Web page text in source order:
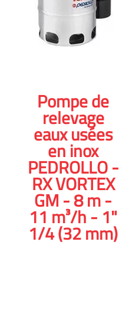
Pompe de
relevage
eaux usées
en inox
PEDROLLO -
RX VORTEX
GM - 8 m -
11 m³/h - 1"
1/4 (32 mm)